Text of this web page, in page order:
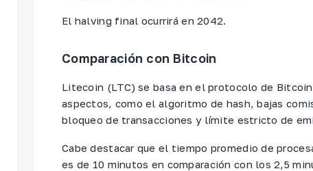
El halving final ocurrirá en 2042.
Comparación con Bitcoin
Litecoin (LTC) se basa en el protocolo de
aspectos, como el algoritmo de hash, bajas
bloqueo de transacciones y límite estricto de
Cabe destacar que el tiempo promedio de
es de 10 minutos en comparación con los 2,5